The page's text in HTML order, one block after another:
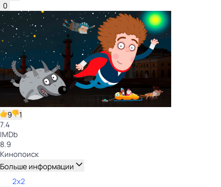
0
9
1
7.4
IMDb
8.9
Кинопоиск
Больше информации
2x2